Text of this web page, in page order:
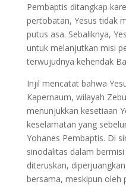
Pembaptis ditangkap
pertobatan, Yesus tidak
putus asa. Sebaliknya,
untuk melanjutkan misi
terwujudnya kehendak
Injil mencatat bahwa
Kapernaum, wilayah
menunjukkan kesetiaan
keselamatan yang
Yohanes Pembaptis. Di
sinodalitas dalam
diteruskan,
bersama, meskipun oleh